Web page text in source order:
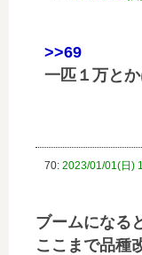
>>69
一匹１万と
70: 2023/01/01(日)
ブームになる
ここまで品種